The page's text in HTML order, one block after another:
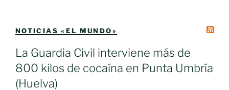
NOTICIAS «EL MUNDO»
La Guardia Civil interviene más de
800 kilos de cocaína en Punta Umbría
(Huelva)